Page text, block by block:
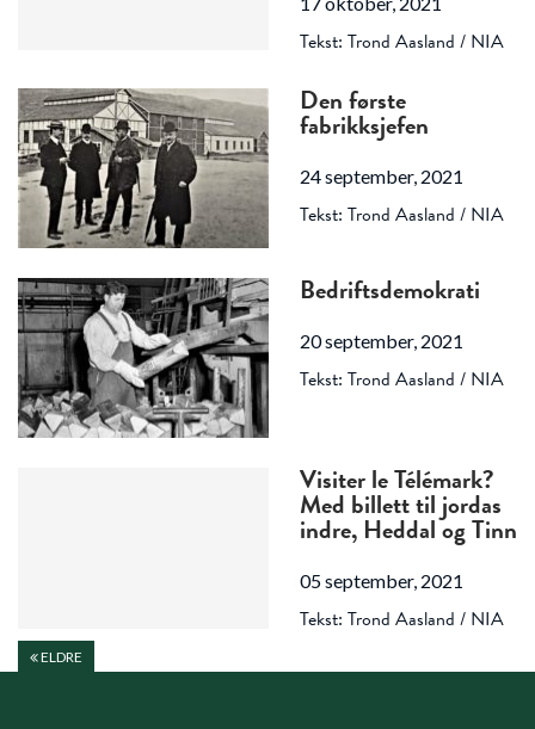
Tekst: Trond Aasland / NIA
Den første
fabrikksjefen
24 september, 2021
Tekst: Trond Aasland / NIA
Bedriftsdemokrati
20 september, 2021
Tekst: Trond Aasland / NIA
Visiter le Télémark?
Med billett til jordas
indre, Heddal og Tinn
05 september, 2021
Tekst: Trond Aasland / NIA
ELDRE